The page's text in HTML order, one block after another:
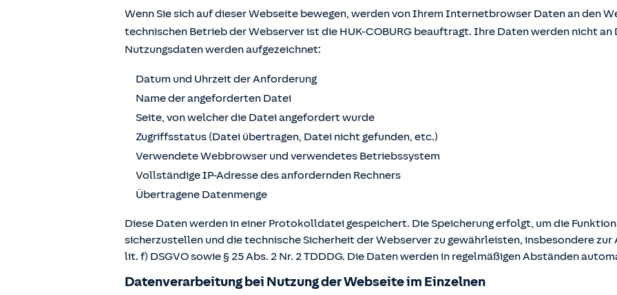
Wenn Sie sich auf dieser Webseite bewegen, werden von Ihrem Internetbrowser Daten an den
technischen Betrieb der Webserver ist die HUK-COBURG beauftragt. Ihre Daten werden nicht
Nutzungsdaten werden aufgezeichnet:
Datum und Uhrzeit der Anforderung
Name der angeforderten Datei
Seite, von welcher die Datei angefordert wurde
Zugriffsstatus (Datei übertragen, Datei nicht gefunden, etc.)
Verwendete Webbrowser und verwendetes Betriebssystem
Vollständige IP-Adresse des anfordernden Rechners
Übertragene Datenmenge
Diese Daten werden in einer Protokolldatei gespeichert. Die Speicherung erfolgt, um die
sicherzustellen und die technische Sicherheit der Webserver zu gewährleisten, insbesondere zur
lit. f) DSGVO sowie § 25 Abs. 2 Nr. 2 TDDDG. Die Daten werden in regelmäßigen Abständen
Datenverarbeitung bei Nutzung der Webseite im Einzelnen